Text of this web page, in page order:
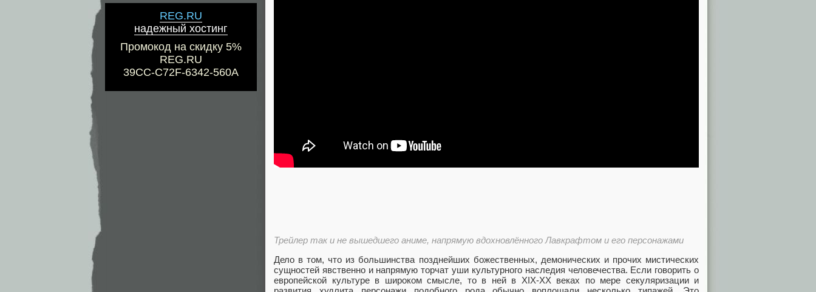
REG.RU
надежный хостинг
Промокод на скидку 5%
REG.RU
39CC-C72F-6342-560A
Трейлер так и не вышедшего аниме, напрямую вдохновлённого Лавкрафтом и его персонажами
Дело в том, что из большинства позднейших божественных, демонических и прочих мистических
сущностей явственно и напрямую торчат уши культурного наследия человечества. Если говорить о
европейской культуре в широком смысле, то в ней в XIX-XX веках по мере секуляризации и